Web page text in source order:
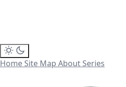
Home Site Map About Series